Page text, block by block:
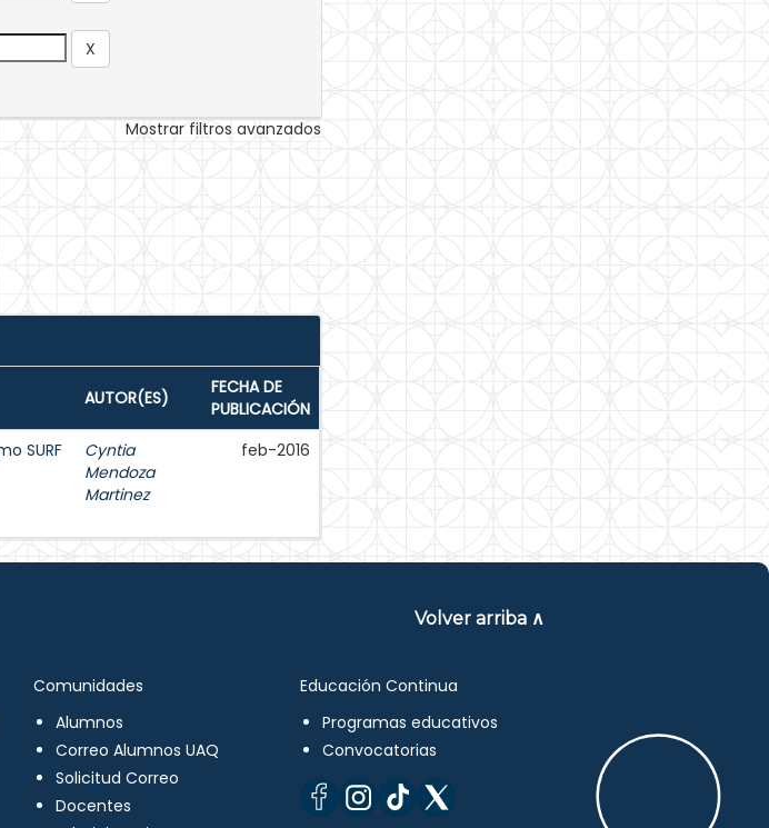
Mostrar filtros avanzados
AUTOR(ES)
FECHA DE
PUBLICACIÓN
SURF
Cyntia
Mendoza
Martinez
feb-2016
Volver arriba ∧
Comunidades
Alumnos
Correo Alumnos UAQ
Solicitud Correo
Docentes
Educación Continua
Programas educativos
Convocatorias